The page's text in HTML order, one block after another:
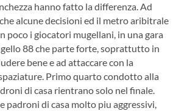
hanno fatto la differenza. Ad
alcune decisioni ed il metro aribitrale
poco i giocatori mugellani, in una gara
88 che parte forte, soprattutto in
bene e ad attaccare con la
Primo quarto condotto alla
di casa rientrano solo nel finale.
padroni di casa molto piu aggressivi,